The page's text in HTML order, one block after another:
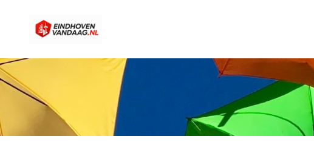
eindhovenvandaag.nl